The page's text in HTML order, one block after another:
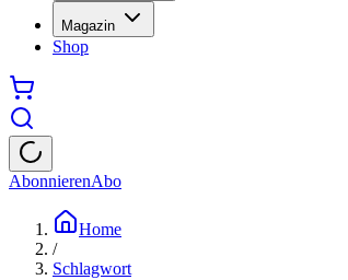
Magazin
Shop
AbonnierenAbo
Home
/
Schlagwort